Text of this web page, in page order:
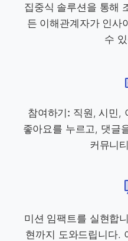
집중식 솔루션을 통해
든 이해관계자가 인사
수
참여하기: 직원, 시민,
좋아요를 누르고, 댓글
커뮤니
미션 임팩트를 실현합
현까지 도와드립니다.